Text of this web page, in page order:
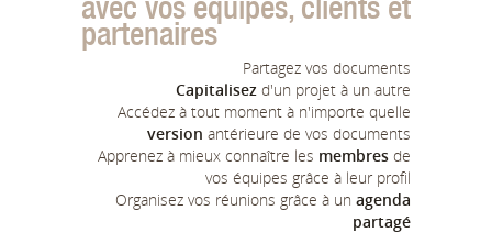
partenaires
Partagez vos documents
Capitalisez d'un projet à un autre
Accédez à tout moment à n'importe quelle
version antérieure de vos documents
Apprenez à mieux connaître les membres de
vos équipes grâce à leur profil
Organisez vos réunions grâce à un agenda
partagé